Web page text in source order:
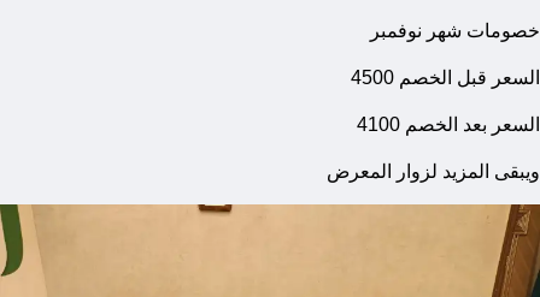
خصومات شهر نوفمبر
السعر قبل الخصم 4500
السعر بعد الخصم 4100
ويبقى المزيد لزوار المعرض